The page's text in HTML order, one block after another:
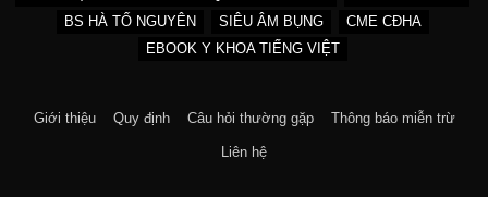
BS HÀ TỐ NGUYÊN
SIÊU ÂM BỤNG
CME CĐHA
EBOOK Y KHOA TIẾNG VIỆT
Giới thiệu Quy định Câu hỏi thường gặp Thông báo miễn trừ
Liên hệ